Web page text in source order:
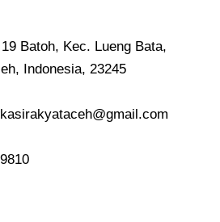
Batoh, Kec. Lueng Bata,
Indonesia, 23245